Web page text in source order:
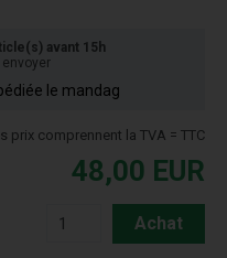
avant 15h
le mandag
prix comprennent la TVA = TTC
48,00 EUR
Achat